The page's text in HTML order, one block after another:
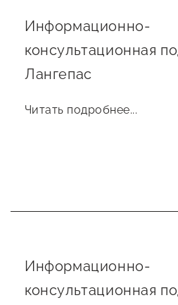
Информационно-
консультационная
Лангепас
Читать подробнее...
Информационно-
консультационная